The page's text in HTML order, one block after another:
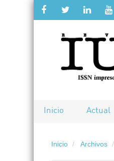
Salto
rápido
de
página
Inicio Actual
Inicio Archivos